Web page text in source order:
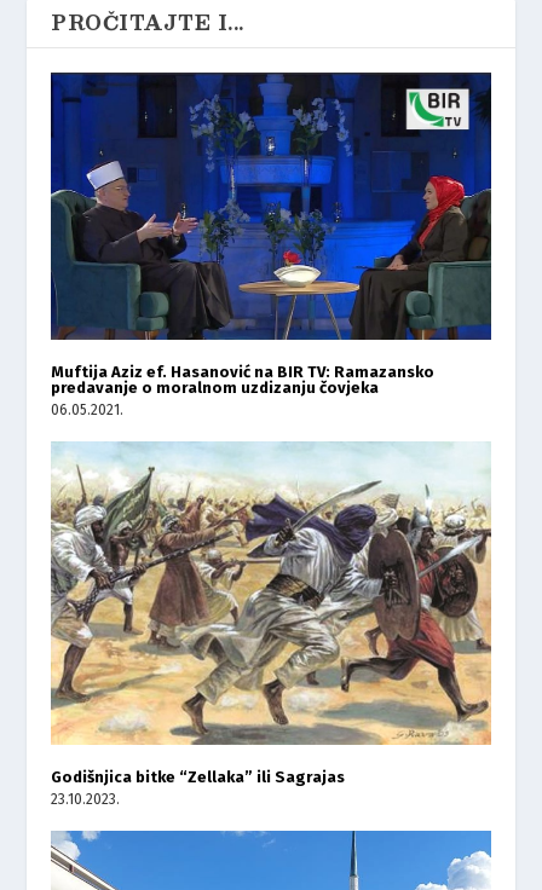
PROČITAJTE I...
Muftija Aziz ef. Hasanović na BIR TV: Ramazansko
predavanje o moralnom uzdizanju čovjeka
06.05.2021.
Godišnjica bitke “Zellaka” ili Sagrajas
23.10.2023.